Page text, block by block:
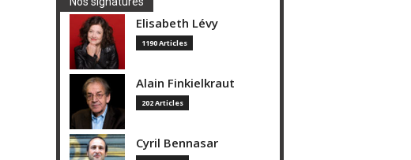
Elisabeth Lévy
1190 Articles
Alain Finkielkraut
202 Articles
Cyril Bennasar